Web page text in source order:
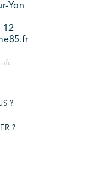
Yon
12
?
?